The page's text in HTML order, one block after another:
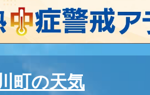
町の天気